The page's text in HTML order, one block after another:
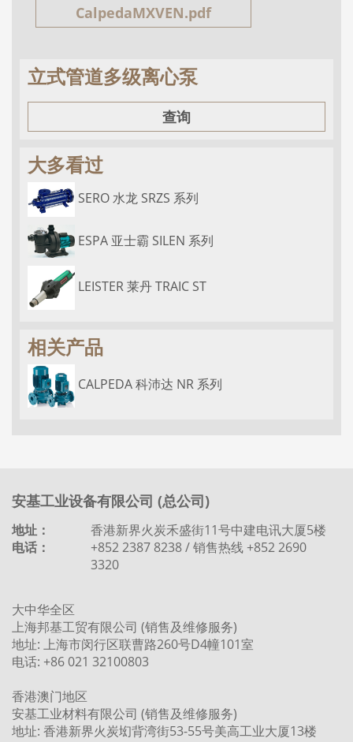
CalpedaMXVEN.pdf
立式管道多级离心泵
查询
大多看过
SERO 水龙 SRZS 系列
ESPA 亚士霸 SILEN 系列
LEISTER 莱丹 TRAIC ST
相关产品
CALPEDA 科沛达 NR 系列
安基工业设备有限公司 (总公司)
地址：
香港新界火炭禾盛街11号中建电讯大厦5楼
电话：
+852 2387 8238 / 销售热线 +852 2690
3320
大中华全区
上海邦基工贸有限公司 (销售及维修服务)
地址: 上海市闵行区联曹路260号D4幢101室
电话: +86 021 32100803
香港澳门地区
安基工业材料有限公司 (销售及维修服务)
地址: 香港新界火炭㘭背湾街53-55号美高工业大厦13楼